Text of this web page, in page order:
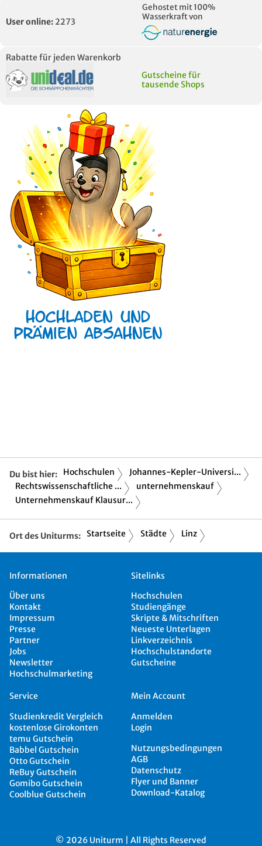
User online: 2273
Gehostet mit 100%
Wasserkraft von
Rabatte für jeden Warenkorb
Gutscheine für
tausende Shops
Du bist hier: Hochschulen
Johannes-Kepler-Universi...
Rechtswissenschaftliche ...
unternehmenskauf
Unternehmenskauf Klausur...
Ort des Uniturms: Startseite Städte Linz
Informationen
Über uns
Kontakt
Impressum
Presse
Partner
Jobs
Newsletter
Hochschulmarketing
Sitelinks
Hochschulen
Studiengänge
Skripte & Mitschriften
Neueste Unterlagen
Linkverzeichnis
Hochschulstandorte
Gutscheine
Service
Studienkredit Vergleich
kostenlose Girokonten
temu Gutschein
Babbel Gutschein
Otto Gutschein
ReBuy Gutschein
Gomibo Gutschein
Coolblue Gutschein
Mein Account
Anmelden
Login
Nutzungsbedingungen
AGB
Datenschutz
Flyer und Banner
Download-Katalog
© 2026 Uniturm | All Rights Reserved